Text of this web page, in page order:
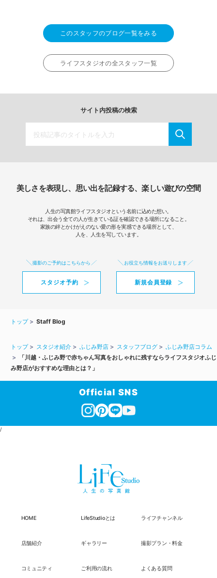
このスタッフのブログ一覧をみる
ライフスタジオの全スタッフ一覧
サイト内投稿の検索
美しさを表現し、思い出を記録する、楽しい遊びの空間
人生の写真館ライフスタジオという名前に込めた想い。
それは、出会う全ての人が生きている証を確認できる場所になること。
家族の絆とかけがえのない愛の形を実感できる場所として、
人を、人生を写しています。
撮影のご予約はこちらから
スタジオ予約
お役立ち情報をお送りします
新規会員登録
トップ Staff Blog
トップ スタジオ紹介 ふじみ野店 スタッフブログ
ふじみ野店コラム
「川越・ふじみ野で赤ちゃん写真をおしゃれに残すならライフスタジオふじ
み野店がおすすめな理由とは？」
Official SNS
/
HOME LifeStudioとは ライフチャンネル
店舗紹介 ギャラリー 撮影プラン・料金
コミュニティ ご利用の流れ よくある質問